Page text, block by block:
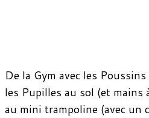
De la Gym avec les
les Pupilles au sol (et mains
au mini trampoline (avec un